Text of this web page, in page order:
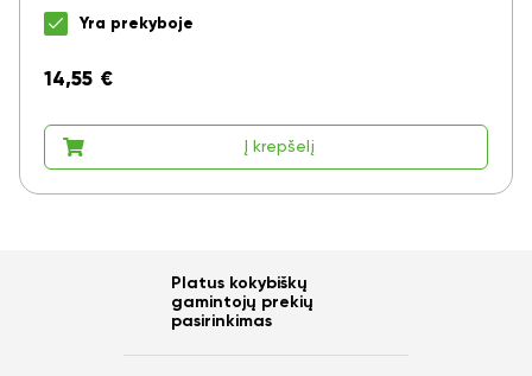
Yra prekyboje
14,55 €
Į krepšelį
Platus kokybiškų
gamintojų prekių
pasirinkimas